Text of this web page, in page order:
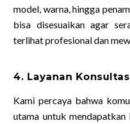
model, warna, hingga
bisa disesuaikan agar
terlihat profesional dan
4. Layanan
Kami percaya bahwa
utama untuk